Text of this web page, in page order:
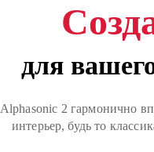
для
Alphasonic 2 гармонично
интерьер, будь то